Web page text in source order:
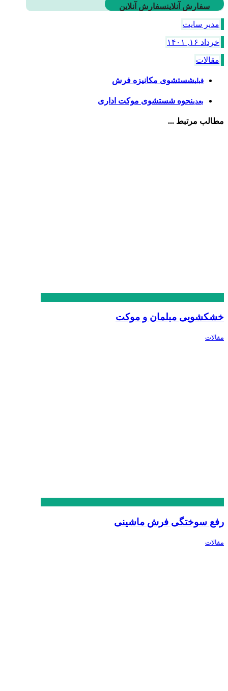
سفارش آنلاینسفارش آنلاین
مدیر سایت
خرداد ۱۶, ۱۴۰۱
مقالات
قبلیشستشوی مکانیزه فرش
بعدینحوه شستشوی موکت اداری
مطالب مرتبط ...
خشکشویی مبلمان و موکت
مقالات
رفع سوختگی فرش ماشینی
مقالات